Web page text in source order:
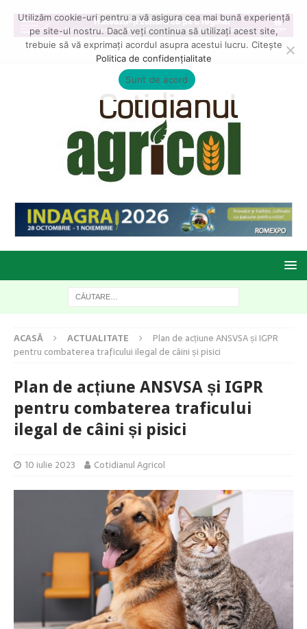
ACASĂ ACTUALITATE
Plan de acțiune ANSVSA și IGPR
pentru combaterea traficului ilegal de câini și pisici
Plan de acțiune ANSVSA și IGPR
pentru combaterea traficului
ilegal de câini și pisici
10 iulie 2023 Cotidianul Agricol
Utilizăm cookie-uri pentru a vă asigura cea mai bună experiență
pe site-ul nostru. Dacă veți continua să utilizați acest site,
trebuie să vă exprimați acordul asupra acestui lucru. Citește
Politica de confidențialitate
Sunt de acord